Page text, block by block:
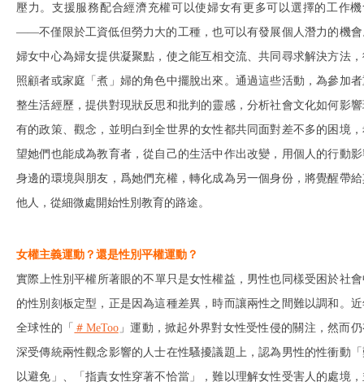
壓力。支援服務配合經濟充權可以使婦女有更多可以選擇的工作機
——不僅限於工資低但勞力大的工種，也可以有發展個人潛力的機會
婦女中心為婦女提供凝聚點，使之能互相交流、共同尋求解決方法
照顧者或家庭「煮」婦的角色中擺脫出來。通過這些活動，為參加
整生活經歷，提供對現狀反思和批判的靈感，分析社會文化如何影
有的政策、觀念，並明白到全世界的女性都共同面對差不多的困境
望她們也能成為教育者，從自己的生活中作出改變，用個人的行動
身邊的環境與朋友，爲她們充權，轉化成為另一個身份，將覺醒帶
他人，從細微處開始性別教育的路途。
女權主義運動？還是性別平權運動？
實際上性別平權所著眼的不單只是女性權益，男性也同樣受困於社
的性別刻板定型，正是因為這種差異，時而讓兩性之間難以調和。
全球性的「 ＃MeToo」運動，掀起外界對女性受性侵的關注，然而
深受傳統兩性觀念影響的人士在性騷擾議題上，認為男性的性衝動
以避免」、「指責女性穿著不恰當」，難以理解女性受害人的處境